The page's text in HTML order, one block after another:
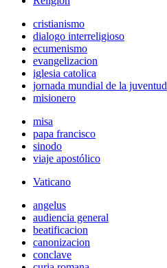
cristianismo
dialogo interreligioso
ecumenismo
evangelizacion
iglesia catolica
jornada mundial de la juventud
misionero
misa
papa francisco
sinodo
viaje apostólico
Vaticano
angelus
audiencia general
beatificacion
canonizacion
conclave